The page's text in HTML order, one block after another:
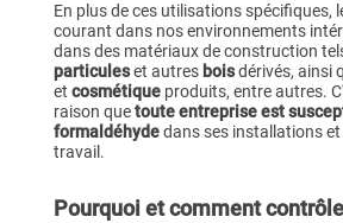
En plus de ces utilisations spécifiques,
courant dans nos environnements
dans des matériaux de construction
particuleset autres boisdérivés, ainsi
et cosmétiqueproduits, entre autres.
raison quetoute entreprise est
formaldéhydedans ses installations et
travail.
Pourquoi et comment